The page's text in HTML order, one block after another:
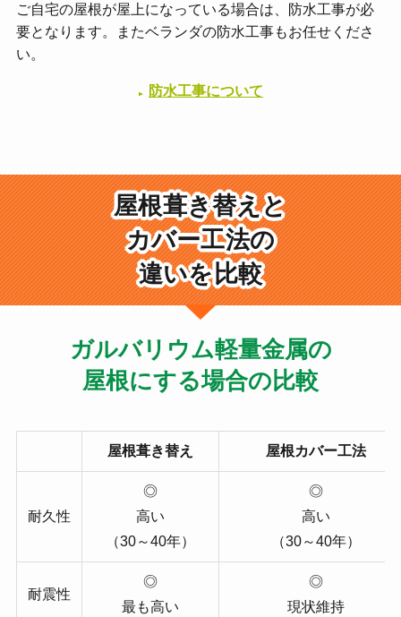
ご自宅の屋根が屋上になっている場合は、防水工事が必
要となります。またベランダの防水工事もお任せくださ
い。
防水工事について
屋根葺き替えと
カバー工法の
違いを比較
ガルバリウム軽量金属の
屋根にする場合の比較
屋根葺き替え 屋根カバー工法
耐久性
◎
高い
（30～40年）
◎
高い
（30～40年）
耐震性
◎
最も高い
◎
現状維持